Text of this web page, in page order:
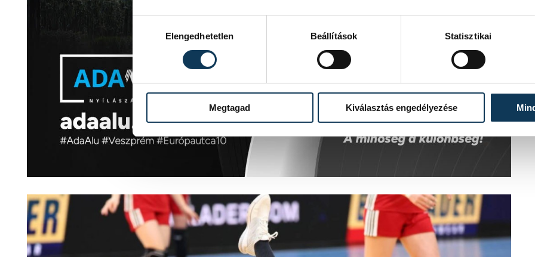
Elengedhetetlen
Beállítások Statisztikai
Megtagad Kiválasztás engedélyezése